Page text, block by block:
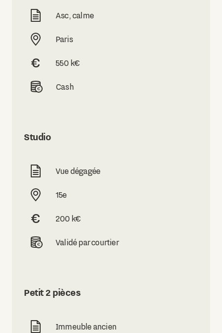
Asc, calme
Paris
550 k€
Cash
Studio
Vue dégagée
15e
200 k€
Validé par courtier
Petit 2 pièces
Immeuble ancien